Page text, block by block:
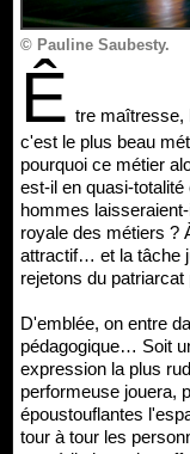
© Pauline Saubesty.
Ê tre maîtresse,
c'est le plus beau
pourquoi ce métier
est-il en quasi-
hommes
royale des métiers ?
attractif… et la tâche
rejetons du
D'emblée, on entre
pédagogique… Soit
expression la plus
performeuse jouera,
époustouflantes
tour à tour les